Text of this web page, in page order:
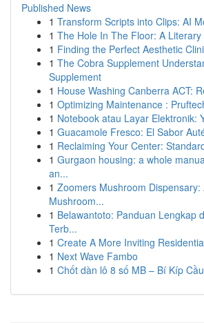
Published News
1 Transform Scripts into Clips: AI
1 The Hole In The Floor: A Literary
1 Finding the Perfect Aesthetic
1 The Cobra Supplement
Supplement
1 House Washing Canberra ACT:
1 Optimizing Maintenance :
1 Notebook atau Layar Elektronik:
1 Guacamole Fresco: El Sabor
1 Reclaiming Your Center:
1 Gurgaon housing: a whole
an...
1 Zoomers Mushroom Dispensary:
Mushroom...
1 Belawantoto: Panduan Lengkap
Terb...
1 Create A More Inviting
1 Next Wave Fambo
1 Chốt dàn lô 8 số MB – Bí Kíp